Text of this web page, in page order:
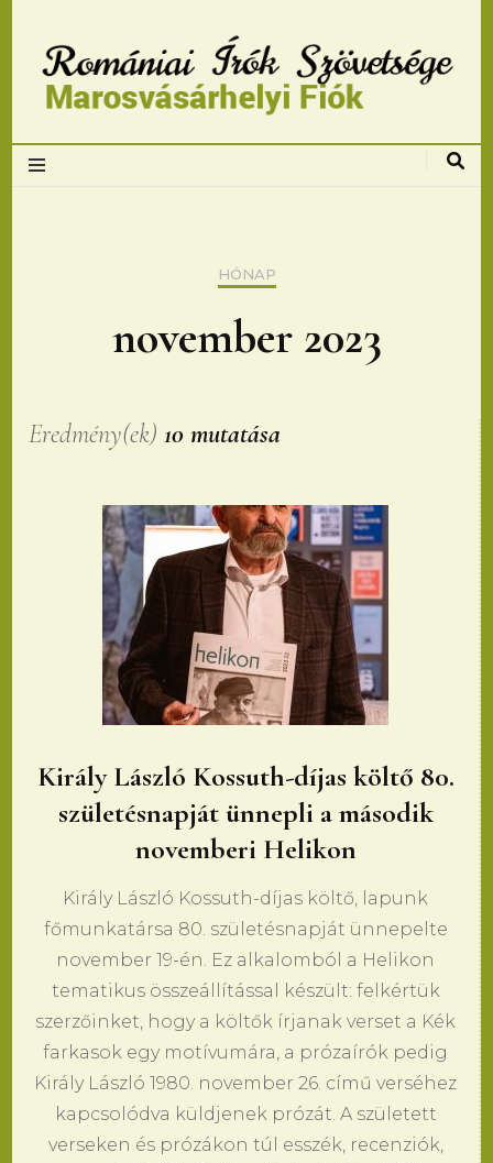
Romániai Írók
Marosvásárhelyi
fiok
HÓNAP
november 2023
Eredmény(ek)10 mutatása
Király László Kossuth-díjas költő 80.
születésnapját ünnepli a második
novemberi Helikon
Király László Kossuth-díjas költő, lapunk
főmunkatársa 80. születésnapját ünnepelte
november 19-én. Ez alkalomból a Helikon
tematikus összeállítással készült: felkértük
szerzőinket, hogy a költők írjanak verset a Kék
farkasok egy motívumára, a prózaírók pedig
Király László 1980. november 26. című verséhez
kapcsolódva küldjenek prózát. A született
verseken és prózákon túl esszék, recenziók,